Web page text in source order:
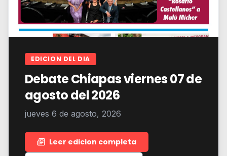
EDICION DEL DIA
Debate Chiapas viernes 07 de
agosto del 2026
jueves 6 de agosto, 2026
Leer edicion completa